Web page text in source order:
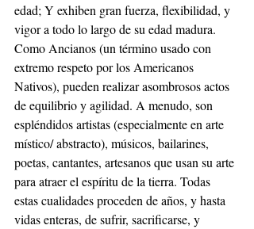
edad; Y exhiben gran fuerza, flexibilidad, y
vigor a todo lo largo de su edad madura.
Como Ancianos (un término usado con
extremo respeto por los Americanos
Nativos), pueden realizar asombrosos actos
de equilibrio y agilidad. A menudo, son
espléndidos artistas (especialmente en arte
místico/ abstracto), músicos, bailarines,
poetas, cantantes, artesanos que usan su arte
para atraer el espíritu de la tierra. Todas
estas cualidades proceden de años, y hasta
vidas enteras, de sufrir, sacrificarse, y